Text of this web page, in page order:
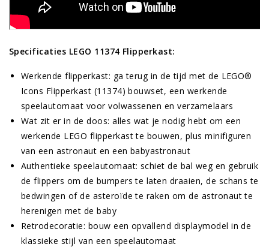
Specificaties LEGO 11374 Flipperkast:
Werkende flipperkast: ga terug in de tijd met de LEGO®
Icons Flipperkast (11374) bouwset, een werkende
speelautomaat voor volwassenen en verzamelaars
Wat zit er in de doos: alles wat je nodig hebt om een
werkende LEGO flipperkast te bouwen, plus minifiguren
van een astronaut en een babyastronaut
Authentieke speelautomaat: schiet de bal weg en gebruik
de flippers om de bumpers te laten draaien, de schans te
bedwingen of de asteroïde te raken om de astronaut te
herenigen met de baby
Retrodecoratie: bouw een opvallend displaymodel in de
klassieke stijl van een speelautomaat